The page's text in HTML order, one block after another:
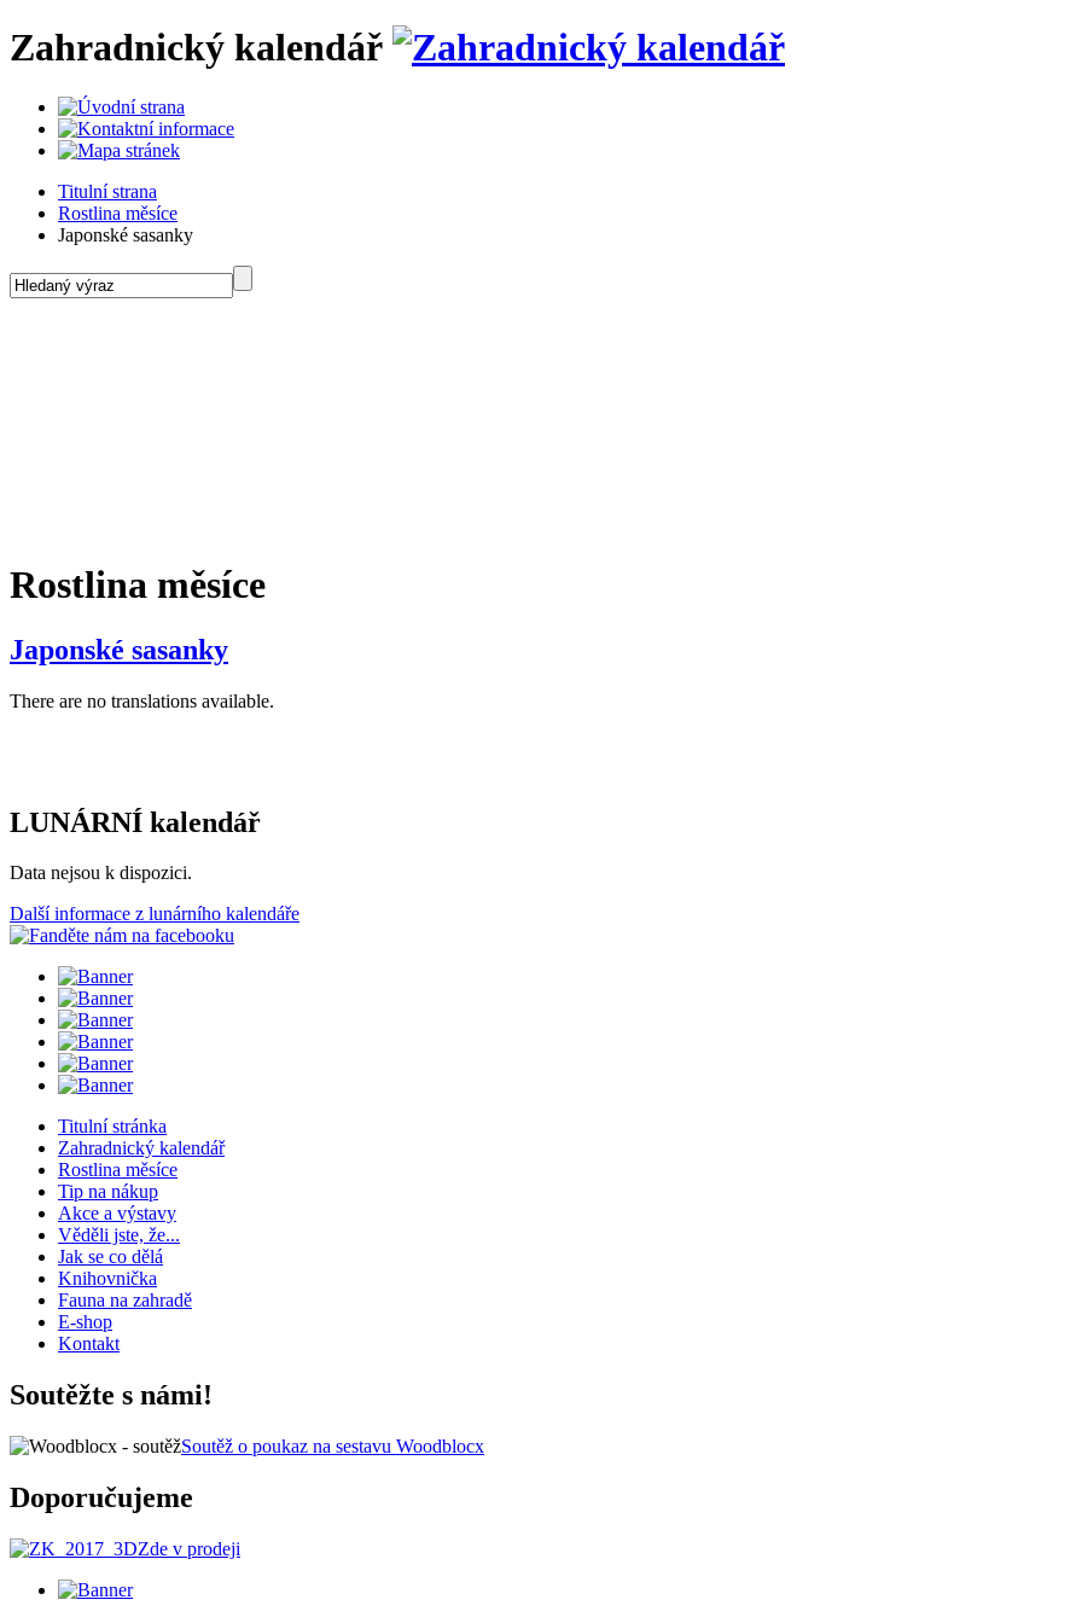
Zahradnický kalendář
Titulní strana
Rostlina měsíce
Japonské sasanky
Rostlina měsíce
Japonské sasanky
There are no translations available.
LUNÁRNÍ kalendář
Data nejsou k dispozici.
Další informace z lunárního kalendáře
Titulní stránka
Zahradnický kalendář
Rostlina měsíce
Tip na nákup
Akce a výstavy
Věděli jste, že...
Jak se co dělá
Knihovnička
Fauna na zahradě
E-shop
Kontakt
Soutěžte s námi!
Soutěž o poukaz na sestavu Woodblocx
Doporučujeme
Zde v prodeji